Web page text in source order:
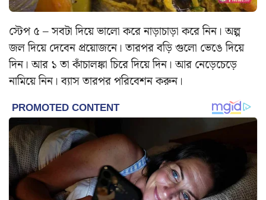
স্টেপ ৫ – সবটা দিয়ে ভালো করে নাড়াচাড়া করে নিন। অল্প
জল দিয়ে দেবেন প্রয়োজনে। তারপর বড়ি গুলো ভেঙে দিয়ে
দিন। আর ১ তা কাঁচালঙ্কা চিরে দিয়ে দিন। আর নেড়েচেড়ে
নামিয়ে নিন। ব্যাস তারপর পরিবেশন করুন।